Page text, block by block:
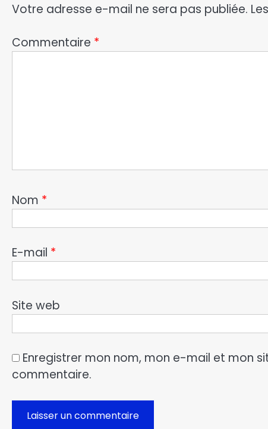
Votre adresse e-mail ne sera pas publiée.
Commentaire *
Nom *
E-mail *
Site web
Enregistrer mon nom, mon e-mail et mon
commentaire.